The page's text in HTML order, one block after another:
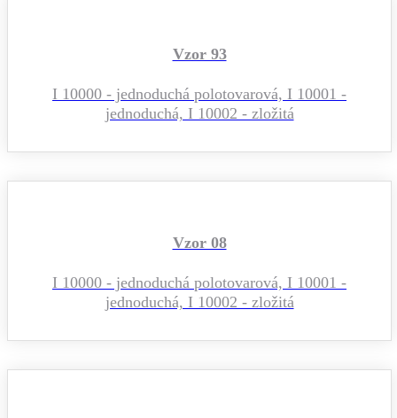
Vzor 93
I 10000 - jednoduchá polotovarová, I 10001 -
jednoduchá, I 10002 - zložitá
Vzor 08
I 10000 - jednoduchá polotovarová, I 10001 -
jednoduchá, I 10002 - zložitá